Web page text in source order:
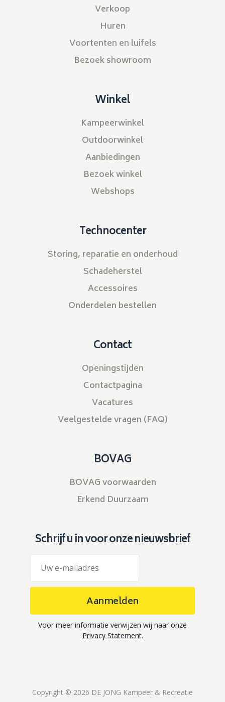
Verkoop
Huren
Voortenten en luifels
Bezoek showroom
Winkel
Kampeerwinkel
Outdoorwinkel
Aanbiedingen
Bezoek winkel
Webshops
Technocenter
Storing, reparatie en onderhoud
Schadeherstel
Accessoires
Onderdelen bestellen
Contact
Openingstijden
Contactpagina
Vacatures
Veelgestelde vragen (FAQ)
BOVAG
BOVAG voorwaarden
Erkend Duurzaam
Schrijf u in voor onze nieuwsbrief
Aanmelden
Voor meer informatie verwijzen wij naar onze
Privacy Statement.
Copyright © 2026 DE JONG Kampeer & Recreatie